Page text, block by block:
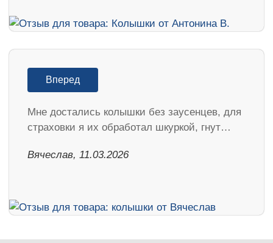
Вперед
Мне достались колышки без заусенцев, для
страховки я их обработал шкуркой, гнут…
Вячеслав, 11.03.2026